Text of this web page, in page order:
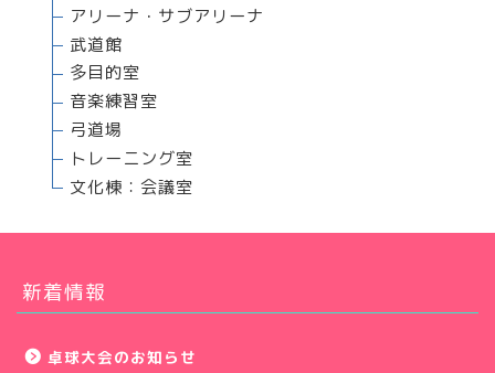
アリーナ・サブアリーナ
武道館
多目的室
音楽練習室
弓道場
トレーニング室
文化棟：会議室
新着情報
卓球大会のお知らせ